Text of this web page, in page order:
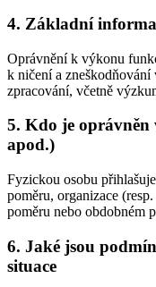
4. Základní
Oprávnění k výkonu
k ničení a
zpracování, včetně
5. Kdo je oprávněn
apod.)
Fyzickou osobu
poměru, organizace
poměru nebo obdobném
6. Jaké jsou
situace